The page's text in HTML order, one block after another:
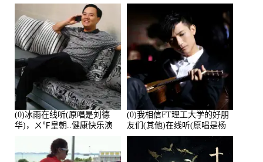
离]演唱点播:27678次
(0)冰雨在线听(原唱是刘德
华)，ㄨ℉皇朝..健康快乐演
(0)我相信FT理工大学的好朋
友们(其他)在线听(原唱是杨
培安)，老乔演唱点播:23714